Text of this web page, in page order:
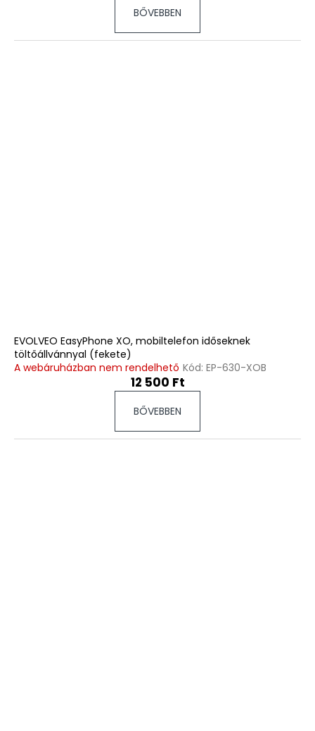
BŐVEBBEN
EVOLVEO EasyPhone XO, mobiltelefon időseknek
töltőállvánnyal (fekete)
A webáruházban nem rendelhető Kód: EP-630-XOB
12 500 Ft
BŐVEBBEN